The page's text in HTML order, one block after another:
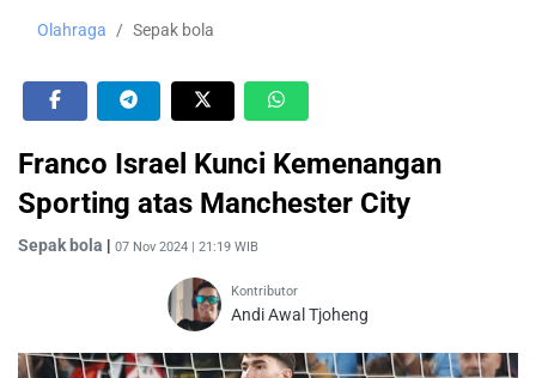
Olahraga Sepak bola
Franco Israel Kunci Kemenangan
Sporting atas Manchester City
Sepak bola | 07 Nov 2024 | 21:19 WIB
Kontributor
Andi Awal Tjoheng